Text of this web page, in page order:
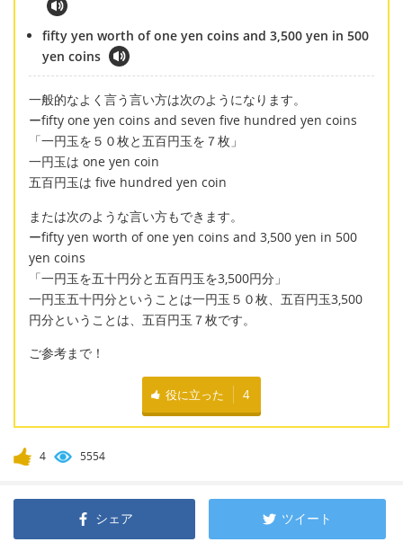
fifty yen worth of one yen coins and 3,500 yen in 500
yen coins
一般的なよく言う言い方は次のようになります。
ーfifty one yen coins and seven five hundred yen coins
「一円玉を５０枚と五百円玉を７枚」
一円玉は one yen coin
五百円玉は five hundred yen coin
または次のような言い方もできます。
ーfifty yen worth of one yen coins and 3,500 yen in 500
yen coins
「一円玉を五十円分と五百円玉を3,500円分」
一円玉五十円分ということは一円玉５０枚、五百円玉3,500
円分ということは、五百円玉７枚です。
ご参考まで！
役に立った 4
4 5554
シェア ツイート